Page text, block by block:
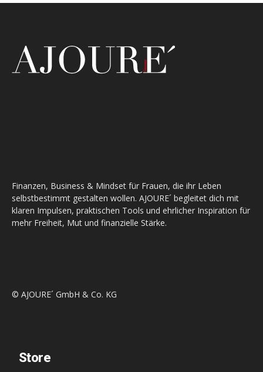
Finanzen, Business & Mindset für Frauen, die ihr Leben
selbstbestimmt gestalten wollen. AJOURE´ begleitet dich mit
klaren Impulsen, praktischen Tools und ehrlicher Inspiration für
mehr Freiheit, Mut und finanzielle Stärke.
© AJOURE´ GmbH & Co. KG
Store